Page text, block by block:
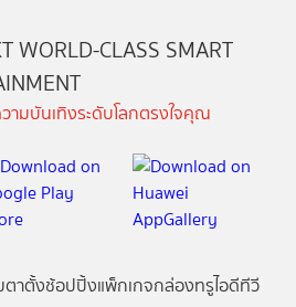
WORLD-CLASS SMART
ามบันเทิงระดับโลกตรงใจคุณ
ตาตั้งช้อปปิ้งแพ็กเกจกล่องทรูไอดีทีวี